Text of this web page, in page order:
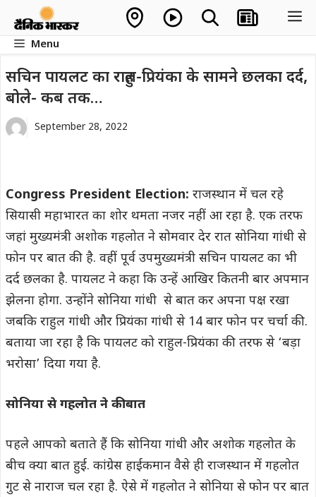
contentMenu
सचिन पायलट का राहुल-प्रियंका के सामने छलका दर्द,
बोले- कब तक…
September 28, 2022
Congress President Election: राजस्थान में चल रहे
सियासी महाभारत का शोर थमता नजर नहीं आ रहा है. एक तरफ
जहां मुख्यमंत्री अशोक गहलोत ने सोमवार देर रात सोनिया गांधी से
फोन पर बात की है. वहीं पूर्व उपमुख्यमंत्री सचिन पायलट का भी
दर्द छलका है. पायलट ने कहा कि उन्हें आखिर कितनी बार अपमान
झेलना होगा. उन्होंने सोनिया गांधी से बात कर अपना पक्ष रखा
जबकि राहुल गांधी और प्रियंका गांधी से 14 बार फोन पर चर्चा की.
बताया जा रहा है कि पायलट को राहुल-प्रियंका की तरफ से ‘बड़ा
भरोसा’ दिया गया है.
सोनिया से गहलोत ने की बात
पहले आपको बताते हैं कि सोनिया गांधी और अशोक गहलोत के
बीच क्या बात हुई. कांग्रेस हाईकमान वैसे ही राजस्थान में गहलोत
गुट से नाराज चल रहा है. ऐसे में गहलोत ने सोनिया से फोन पर बात